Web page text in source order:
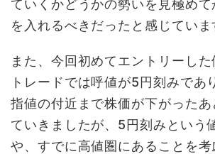
ていくかどうかの勢いを見極め
を入れるべきだったと感じていま
また、今回初めてエントリーし
トレードでは呼値が5円刻みであ
指値の付近まで株価が下がったあ
ていきましたが、5円刻みという
や、すでに高値圏にあることを